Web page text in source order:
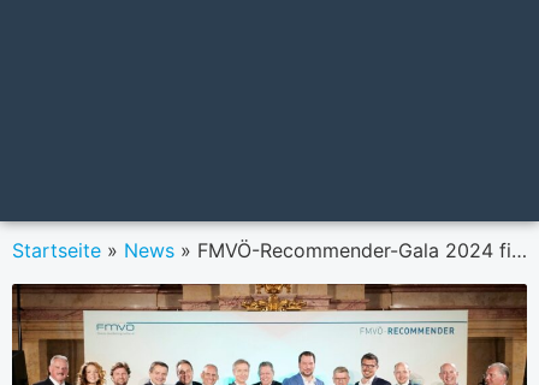
Startseite » News » FMVÖ-Recommender-Gala 2024 findet am 15. Mai unter dem Motto „Wert der Intelligenz” statt